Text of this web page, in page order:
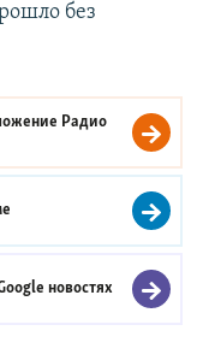
без
Радио
новостях